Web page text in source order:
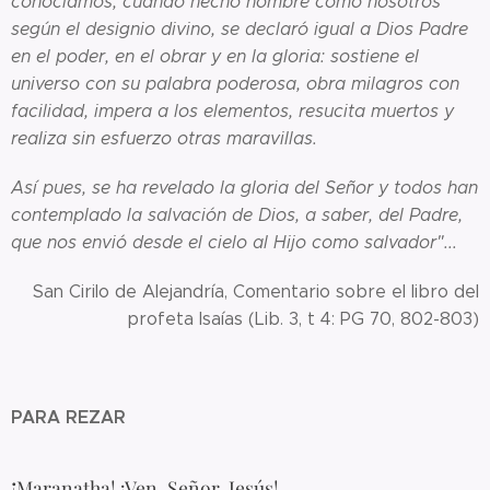
según el designio divino, se declaró igual a Dios Padre
en el poder, en el obrar y en la gloria: sostiene el
universo con su palabra poderosa, obra milagros con
facilidad, impera a los elementos, resucita muertos y
realiza sin esfuerzo otras maravillas.
Así pues, se ha revelado la gloria del Señor y todos han
contemplado la salvación de Dios, a saber, del Padre,
que nos envió desde el cielo al Hijo como salvador"...
San Cirilo de Alejandría, Comentario sobre el libro del
profeta Isaías (Lib. 3, t 4: PG 70, 802-803)
PARA REZAR